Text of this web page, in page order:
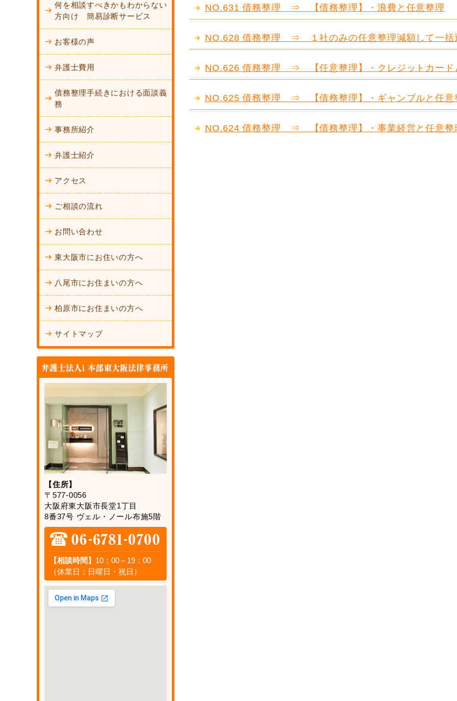
NO.631 債務整理 ⇒ 【債務整理】・浪費と任意整理
NO.628 債務整理 ⇒ １社のみの任意整理減額して一括
NO.626 債務整理 ⇒ 【任意整理】・クレジットカード
NO.625 債務整理 ⇒ 【債務整理】・ギャンブルと任意
NO.624 債務整理 ⇒ 【債務整理】・事業経営と任意整
何を相談すべきかもわからない
方向け 簡易診断サービス
お客様の声
弁護士費用
債務整理手続きにおける面談義
務
事務所紹介
弁護士紹介
アクセス
ご相談の流れ
お問い合わせ
東大阪市にお住いの方へ
八尾市にお住まいの方へ
柏原市にお住まいの方へ
サイトマップ
【住所】
〒577-0056
大阪府東大阪市長堂1丁目
8番37号 ヴェル・ノール布施5階
【相談時間】 10：00～19：00
（休業日：日曜日・祝日）